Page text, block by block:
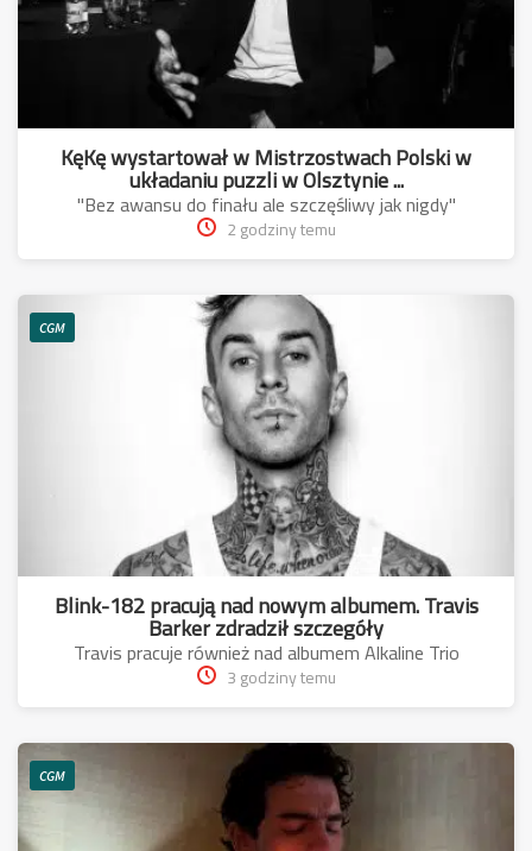
KęKę wystartował w Mistrzostwach Polski w
układaniu puzzli w Olsztynie ...
"Bez awansu do finału ale szczęśliwy jak nigdy"
2 godziny temu
CGM
Blink-182 pracują nad nowym albumem. Travis
Barker zdradził szczegóły
Travis pracuje również nad albumem Alkaline Trio
3 godziny temu
CGM